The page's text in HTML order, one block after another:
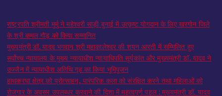
राष्ट्रपति श्रीमती मुर्मु ने महेश्वरी साड़ी बुनाई में उत्कृष्ट योगदान के लिए खरगोन जिले
के श्री कमल गौड़ को किया सम्मानित
मुख्यमंत्री डॉ. यादव भगवान श्री महाकालेश्‍वर की शयन आरती में सम्मिलित हुए
सर्वोच्च न्यायालय के मुख्‍य न्‍यायाधीश न्यायाधिपति सूर्यकांत और मुख्यमंत्री डॉ. यादव ने
उज्जैन में न्यायाधीश अतिथि गृह का किया भूमिपूजन
हाथकरघा क्षेत्र को प्रोत्साहन, पारंपरिक कला को संरक्षित करने तथा महिलाओं को
रोजगार के अवसर उपलब्धर करवाने की दिशा में महत्वपूर्ण पहल : मुख्यमंत्री डॉ. यादव